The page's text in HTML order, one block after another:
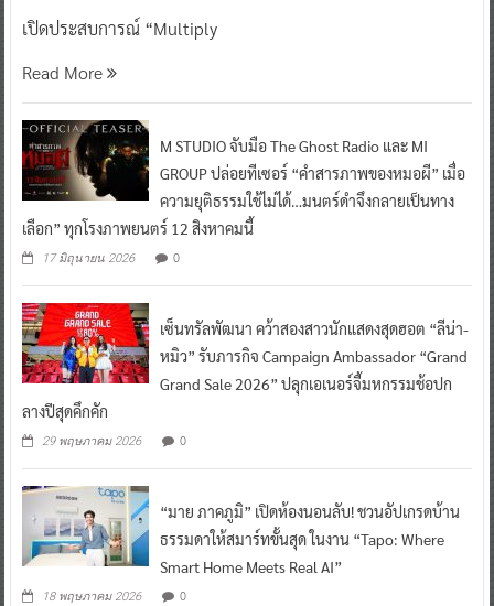
เปิดประสบการณ์ “Multiply
Read More
M STUDIO จับมือ The Ghost Radio และ MI
GROUP ปล่อยทีเซอร์ “คำสารภาพของหมอผี” เมื่อ
ความยุติธรรมใช้ไม่ได้…มนตร์ดำจึงกลายเป็นทาง
เลือก” ทุกโรงภาพยนตร์ 12 สิงหาคมนี้
17 มิถุนายน 2026 0
เซ็นทรัลพัฒนา คว้าสองสาวนักแสดงสุดฮอต “ลีน่า-
หมิว” รับภารกิจ Campaign Ambassador “Grand
Grand Sale 2026” ปลุกเอเนอร์จี้มหกรรมช้อปก
ลางปีสุดคึกคัก
29 พฤษภาคม 2026 0
“มาย ภาคภูมิ” เปิดห้องนอนลับ! ชวนอัปเกรดบ้าน
ธรรมดาให้สมาร์ทขั้นสุด ในงาน “Tapo: Where
Smart Home Meets Real AI”
18 พฤษภาคม 2026 0